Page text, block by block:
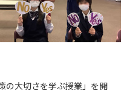
の大切さを学ぶ授業」を開